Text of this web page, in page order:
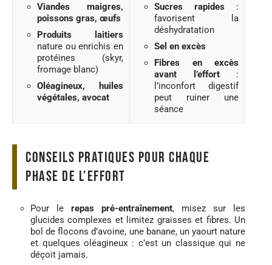
Viandes maigres,
poissons gras, œufs
Produits laitiers
nature ou enrichis en
protéines (skyr,
fromage blanc)
Oléagineux, huiles
végétales, avocat
Sucres rapides :
favorisent la
déshydratation
Sel en excès
Fibres en excès
avant l’effort:
l’inconfort digestif
peut ruiner une
séance
Conseils pratiques pour chaque
phase de l’effort
Pour le repas pré-entraînement, misez sur les
glucides complexes et limitez graisses et fibres. Un
bol de flocons d’avoine, une banane, un yaourt nature
et quelques oléagineux : c’est un classique qui ne
déçoit jamais.